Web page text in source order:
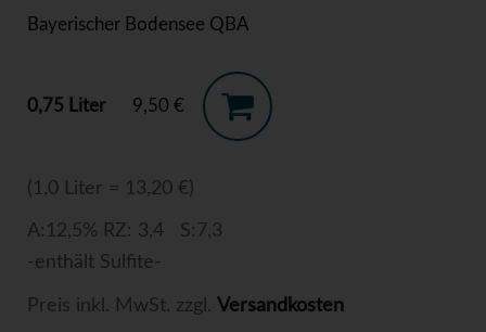
Bayerischer Bodensee QBA
0,75 Liter 9,50 €
(1,0 Liter = 13,20 €)
A:12,5% RZ: 3,4 S:7,3
-enthält Sulfite-
Preis inkl. MwSt. zzgl. Versandkosten